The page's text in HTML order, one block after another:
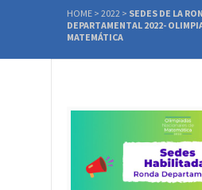
HOME > 2022 > SEDES DE LA
DEPARTAMENTAL 2022-
MATEMÁTICA